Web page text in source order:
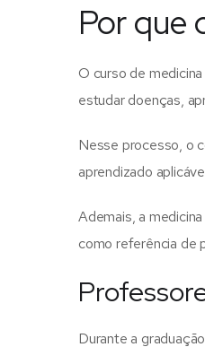
Por que
O curso de
estudar doenças,
Nesse processo, o
aprendizado
Ademais, a
como referência de
Durante a